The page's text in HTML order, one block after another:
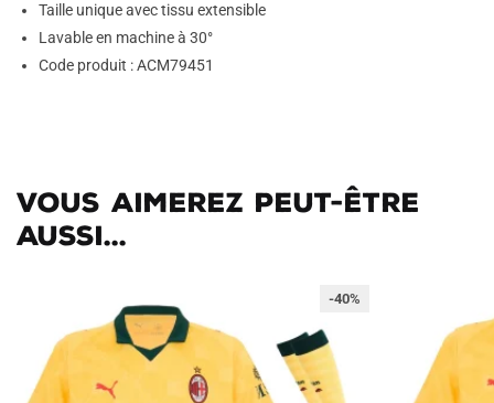
Taille unique avec tissu extensible
Lavable en machine à 30°
Code produit : ACM79451
Vous aimerez peut-être
aussi...
-40%